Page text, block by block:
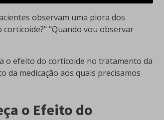
observam uma piora dos
"Quando vou observar
o efeito do corticoide no tratamento da
medicação aos quais precisamos
o Efeito do